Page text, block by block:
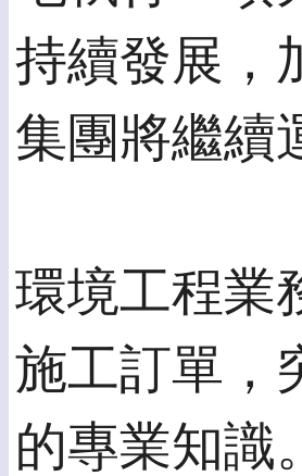
持續發展，
集團將繼續
環境工程業
施工訂單，
的專業知識